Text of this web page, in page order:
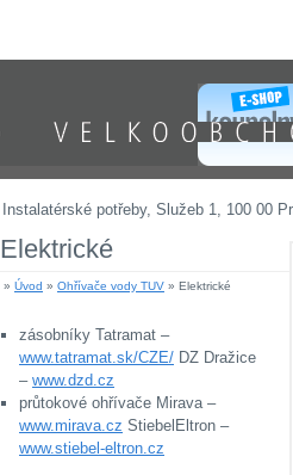
VELKOOBCHOD MALOOBCHOD
Instalatérské potřeby, Služeb 1, 100 00
Elektrické
» Úvod » Ohřívače vody TUV » Elektrické
zásobníky Tatramat –
www.tatramat.sk/CZE/ DZ Dražice
– www.dzd.cz
průtokové ohřívače Mirava –
www.mirava.cz StiebelEltron –
www.stiebel-eltron.cz